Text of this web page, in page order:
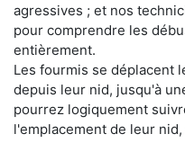
agressives ; et nos
pour comprendre les
entièrement.
Les fourmis se déplacent
depuis leur nid, jusqu'à
pourrez logiquement
l'emplacement de leur